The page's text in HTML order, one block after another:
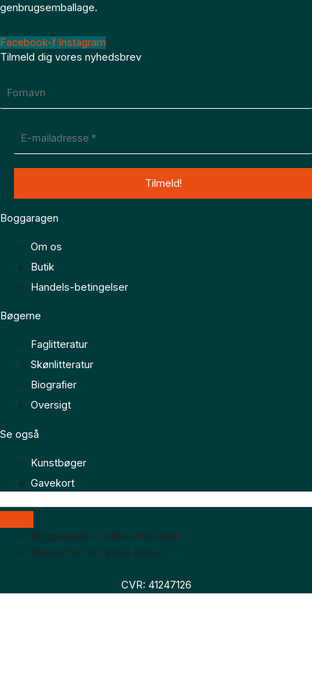
genbrugsemballage.
Facebook-f Instagram
Tilmeld dig vores nyhedsbrev
Boggaragen
Om os
Butik
Handels-betingelser
Bøgerne
Faglitteratur
Skønlitteratur
Biografier
Oversigt
Se også
Kunstbøger
Gavekort
Boggaragen – online antikvariat
Marktoften 7H, 8464 Galten
CVR: 41247126